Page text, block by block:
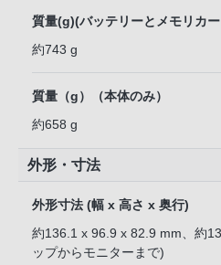
質量(g)(バッテリーとメモリカ
約743 g
質量（g）（本体のみ）
約658 g
外形・寸法
外形寸法 (幅 x 高さ x 奥行)
約136.1 x 96.9 x 82.9 mm、約
ップからモニターまで)